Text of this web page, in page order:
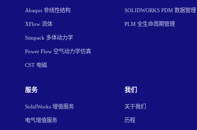
Abaqus 非线性结构
XFlow 流体
Simpack 多体动力学
Power Flow 空气动力学仿真
CST 电磁
SOLIDWORKS PDM 数据管理
PLM 全生命周期管理
服务
SolidWorks 增值服务
电气增值服务
我们
关于我们
历程